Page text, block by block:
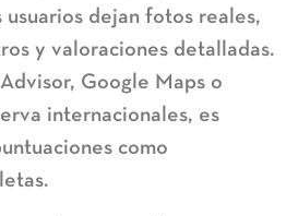
dejan fotos reales,
y valoraciones detalladas.
Google Maps o
internacionales, es
como